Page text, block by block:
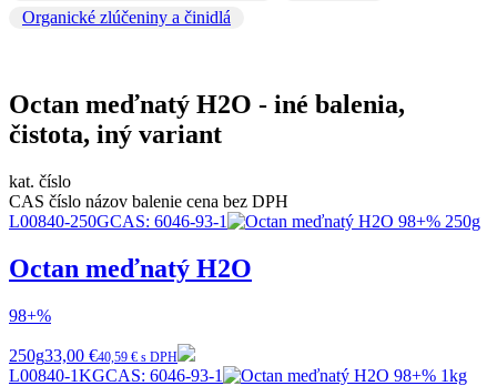
Organické zlúčeniny a činidlá
Octan meďnatý H2O - iné balenia,
čistota, iný variant
kat. číslo
CAS číslo názov balenie cena bez DPH
L00840-250GCAS: 6046-93-1
Octan meďnatý H2O
98+%
250g33,00 €40,59 € s DPH
L00840-1KGCAS: 6046-93-1